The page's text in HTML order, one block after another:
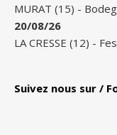
MURAT (15) -
20/08/26
LA CRESSE (12) -
Suivez nous sur /